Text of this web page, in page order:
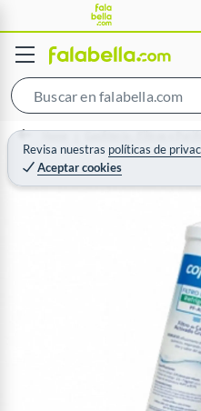
Revisa nuestras políticas de
Aceptar cookies
Home Gasfitería - Filtros y